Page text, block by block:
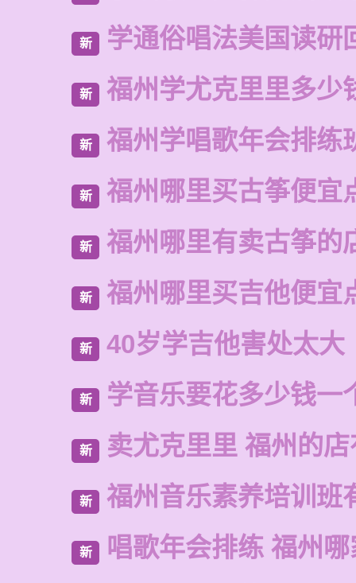
新 学通俗唱法美国读研
新 福州学尤克里里多少
新 福州学唱歌年会排练
新 福州哪里买古筝便宜
新 福州哪里有卖古筝的
新 福州哪里买吉他便宜
新 40岁学吉他害处太大
新 学音乐要花多少钱一
新 卖尤克里里 福州的
新 福州音乐素养培训班
新 唱歌年会排练 福州